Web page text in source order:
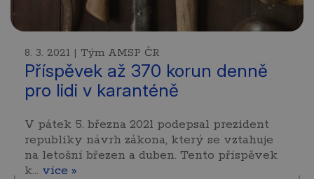
8. 3. 2021 | Tým AMSP ČR
Příspěvek až 370 korun denně
pro lidi v karanténě
V pátek 5. března 2021 podepsal prezident
republiky návrh zákona, který se vztahuje
na letošní březen a duben. Tento příspěvek
k… více »